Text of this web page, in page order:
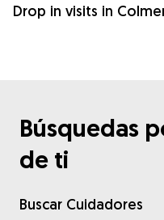
Drop in visits in
Búsquedas
de ti
Buscar Cuidadores